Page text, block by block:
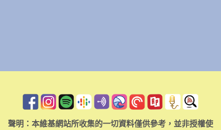
聲明：本維基網站所收集的一切資料僅供參考，並非授權使